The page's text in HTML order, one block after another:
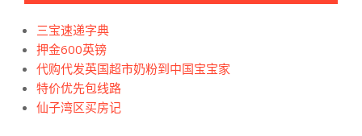
三宝速递字典
押金600英镑
代购代发英国超市奶粉到中国宝宝家
特价优先包线路
仙子湾区买房记